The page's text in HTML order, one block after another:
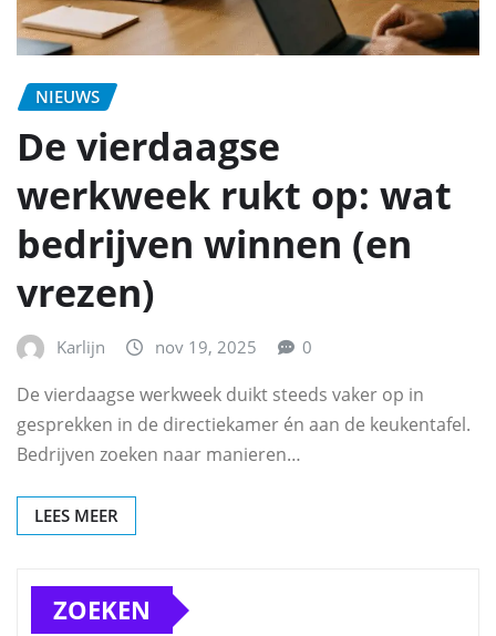
NIEUWS
De vierdaagse
werkweek rukt op: wat
bedrijven winnen (en
vrezen)
Karlijn nov 19, 2025 0
De vierdaagse werkweek duikt steeds vaker op in
gesprekken in de directiekamer én aan de keukentafel.
Bedrijven zoeken naar manieren…
LEES MEER
ZOEKEN